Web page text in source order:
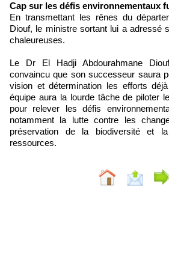
Cap sur les défis environnementaux
En transmettant les rênes du
Diouf, le ministre sortant lui a adressé
chaleureuses.
Le Dr El Hadji Abdourahmane
convaincu que son successeur saura
vision et détermination les efforts
équipe aura la lourde tâche de piloter
pour relever les défis
notamment la lutte contre les
préservation de la biodiversité et
ressources.